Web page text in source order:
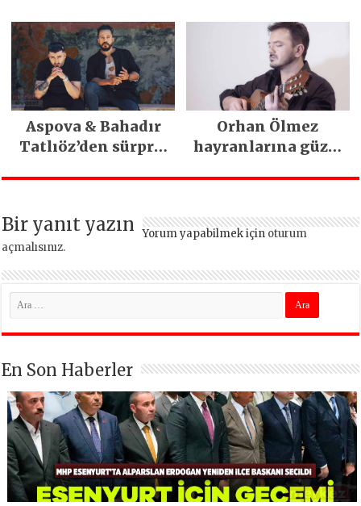
Aspova & Bahadır
Tatlıöz’den sürpriz
Orhan Ölmez
hayranlarına güzel
Bir yanıt yazın Yorum yapabilmek için oturum
açmalısınız.
En Son Haberler